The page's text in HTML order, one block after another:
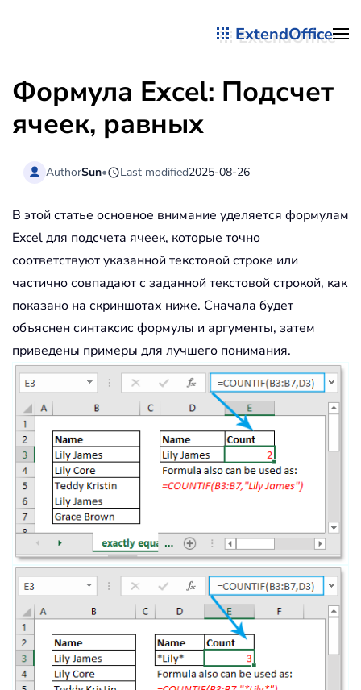
ExtendOffice
Формула Excel: Подсчет
ячеек, равных
AuthorSun• Last modified2025-08-26
В этой статье основное внимание уделяется формулам
Excel для подсчета ячеек, которые точно
соответствуют указанной текстовой строке или
частично совпадают с заданной текстовой строкой, как
показано на скриншотах ниже. Сначала будет
объяснен синтаксис формулы и аргументы, затем
приведены примеры для лучшего понимания.